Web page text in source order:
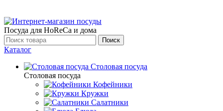
Посуда для HoReCa и дома
Поиск
Каталог
Столовая посуда
Столовая посуда
Кофейники
Кружки
Салатники